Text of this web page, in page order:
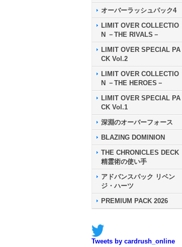
オーバーラッシュパック4
LIMIT OVER COLLECTIO
N －THE RIVALS－
LIMIT OVER SPECIAL PA
CK Vol.2
LIMIT OVER COLLECTIO
N －THE HEROES－
LIMIT OVER SPECIAL PA
CK Vol.1
深淵のオーバーフォース
BLAZING DOMINION
THE CHRONICLES DECK
精霊術の使い手
アドバンスパック リベン
ジ・ハーツ
PREMIUM PACK 2026
Tweets by cardrush_online